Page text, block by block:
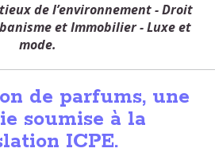
de l’environnement - Droit
et Immobilier - Luxe et
mode.
de parfums, une
soumise à la
ICPE.